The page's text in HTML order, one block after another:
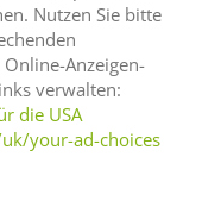
Nutzen Sie bitte
Anzeigen-
verwalten:
die USA
your-ad-choices